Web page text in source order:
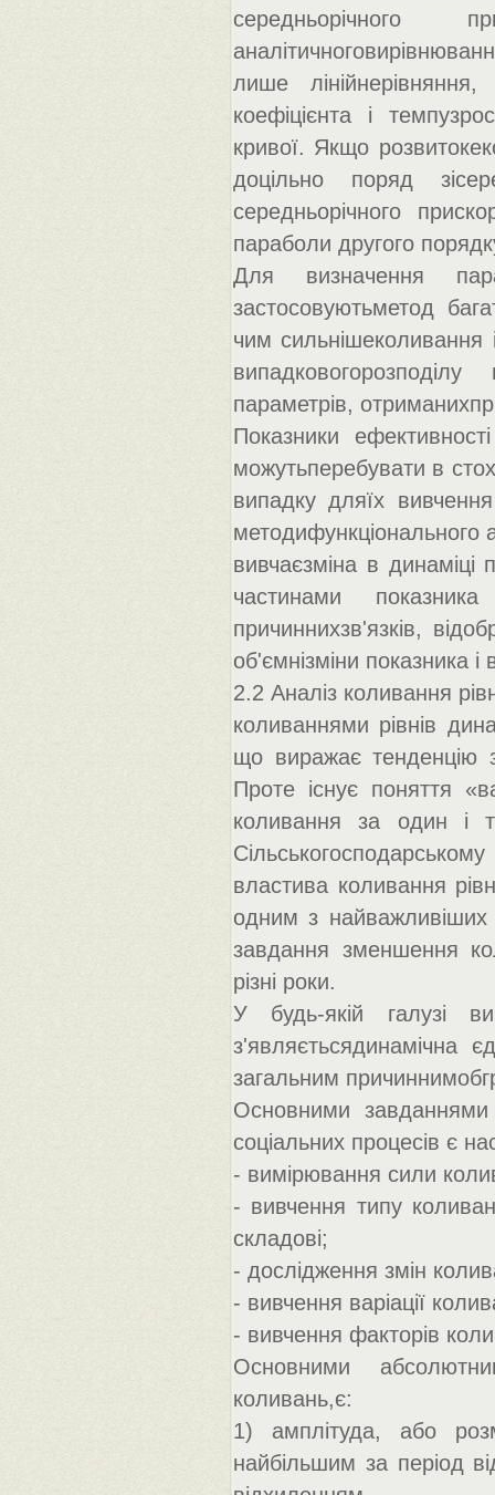
лише
коефіцієнта і
кривої. Якщо
доцільно поряд
середньорічного
параболи другого
Для визначення
застосовуютьметод
чим
параметрів,
Показники
можутьперебувати в
випадку дляїх
методифункціонального
вивчаєзміна в динаміці
частинами
причиннихзв'язків,
об'ємнізміни показника
2.2 Аналіз коливання
коливаннями рівнів
що виражає тенденцію
Проте існує поняття
коливання за один і
властива коливання
одним з найважливіших
завдання зменшення
різні роки.
У будь-якій галузі
з'являєтьсядинамічна
загальним
Основними завданнями
соціальних процесів є
- вимірювання сили
- вивчення типу
складові;
- дослідження змін
- вивчення варіації
- вивчення факторів
Основними
коливань,є:
1) амплітуда, або
найбільшим за період